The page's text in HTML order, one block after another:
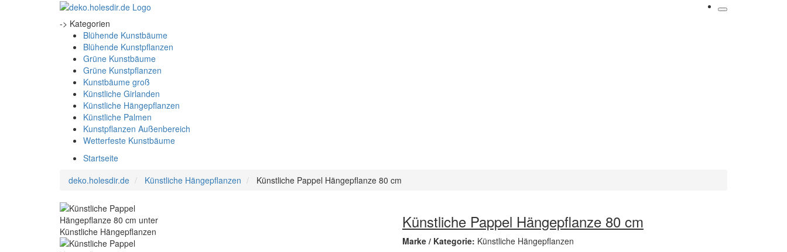
-> Kategorien
Blühende Kunstbäume
Blühende Kunstpflanzen
Grüne Kunstbäume
Grüne Kunstpflanzen
Kunstbäume groß
Künstliche Girlanden
Künstliche Hängepflanzen
Künstliche Palmen
Kunstpflanzen Außenbereich
Wetterfeste Kunstbäume
Startseite
deko.holesdir.de
Künstliche Hängepflanzen Künstliche Pappel Hängepflanze 80 cm
Künstliche Pappel Hängepflanze 80 cm
Marke / Kategorie: Künstliche Hängepflanzen